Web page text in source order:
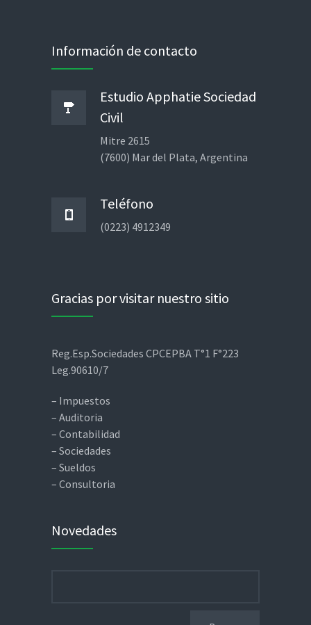
Información de contacto
Estudio Apphatie Sociedad
Civil
Mitre 2615
(7600) Mar del Plata, Argentina
Teléfono
(0223) 4912349
Gracias por visitar nuestro sitio
Reg.Esp.Sociedades CPCEPBA T°1 F°223
Leg.90610/7
– Impuestos
– Auditoria
– Contabilidad
– Sociedades
– Sueldos
– Consultoria
Novedades